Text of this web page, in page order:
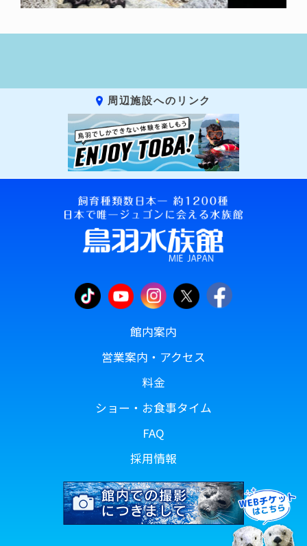
周辺施設へのリンク
館内案内
営業案内・アクセス
料金
ショー・お食事タイム
FAQ
採用情報